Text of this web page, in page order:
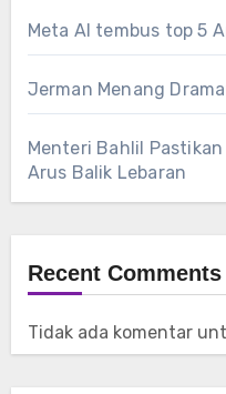
Meta AI tembus top 5
Jerman Menang
Menteri Bahlil
Arus Balik Lebaran
Recent Comments
Tidak ada komentar